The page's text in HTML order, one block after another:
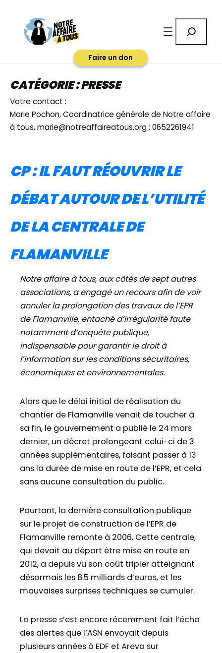
contenu
Faire un don
CATÉGORIE :PRESSE
Votre contact :
Marie Pochon, Coordinatrice générale de Notre affaire
à tous, marie@notreaffaireatous.org ; 0652261941
CP : IL FAUT RÉOUVRIR LE
DÉBAT AUTOUR DE L’UTILITÉ
DE LA CENTRALE DE
FLAMANVILLE
Notre affaire à tous, aux côtés de sept autres
associations, a engagé un recours afin de voir
annuler la prolongation des travaux de l’EPR
de Flamanville, entaché d’irrégularité faute
notamment d’enquête publique,
indispensable pour garantir le droit à
l’information sur les conditions sécuritaires,
économiques et environnementales.
Alors que le délai initial de réalisation du
chantier de Flamanville venait de toucher à
sa fin, le gouvernement a publié le 24 mars
dernier, un décret prolongeant celui-ci de 3
années supplémentaires, faisant passer à 13
ans la durée de mise en route de l’EPR, et cela
sans aucune consultation du public.
Pourtant, la dernière consultation publique
sur le projet de construction de l’EPR de
Flamanville remonte à 2006. Cette centrale,
qui devait au départ être mise en route en
2012, a depuis vu son coût tripler atteignant
désormais les 8.5 milliards d’euros, et les
mauvaises surprises techniques se cumuler.
La presse s’est encore récemment fait l’écho
des alertes que l’ASN envoyait depuis
plusieurs années à EDF et Areva sur